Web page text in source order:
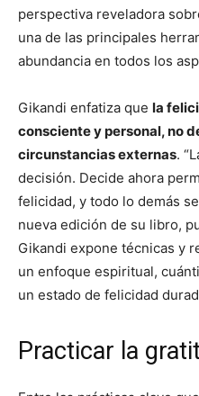
perspectiva reveladora
una de las principales
abundancia en todos los
Gikandi enfatiza que la
consciente y personal, no
circunstancias externas.
decisión. Decide ahora
felicidad, y todo lo demás
nueva edición de su libro,
Gikandi expone técnicas y
un enfoque espiritual,
un estado de felicidad
Practicar la